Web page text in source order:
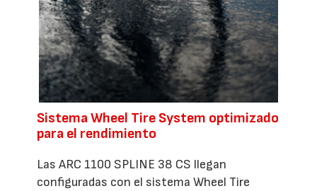
Sistema Wheel Tire System optimizado
para el rendimiento
Las ARC 1100 SPLINE 38 CS llegan
configuradas con el sistema Wheel Tire